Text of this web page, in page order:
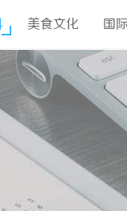
美食文化 国